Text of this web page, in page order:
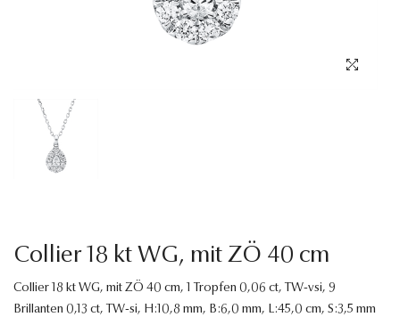
Collier 18 kt WG, mit ZÖ 40 cm
Collier 18 kt WG, mit ZÖ 40 cm, 1 Tropfen 0,06 ct, TW-vsi, 9
Brillanten 0,13 ct, TW-si, H:10,8 mm, B:6,0 mm, L:45,0 cm, S:3,5 mm